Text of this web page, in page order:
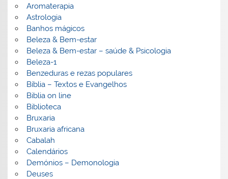
Aromaterapia
Astrologia
Banhos mágicos
Beleza & Bem-estar
Beleza & Bem-estar – saúde & Psicologia
Beleza-1
Benzeduras e rezas populares
Bíblia – Textos e Evangelhos
Biblia on line
Biblioteca
Bruxaria
Bruxaria africana
Cabalah
Calendários
Demónios – Demonologia
Deuses